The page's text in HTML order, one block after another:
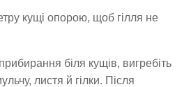
кущі опорою, щоб гілля не
біля кущів, вигребіть
листя й гілки. Після